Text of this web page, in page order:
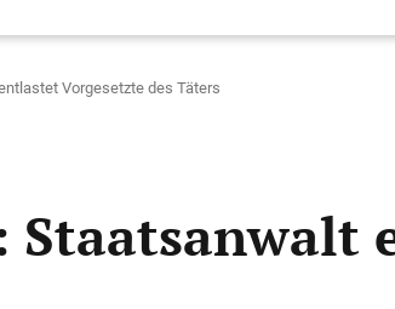
Vorgesetzte des Täters